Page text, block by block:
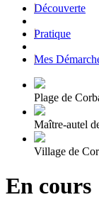
|Découverte
|Pratique
|Mes
Plage de
Maître-autel
Village de
En cours